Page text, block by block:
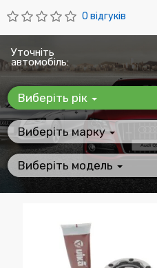
0 відгуків
Уточніть
автомобіль:
Виберіть рік
Виберіть марку
Виберіть модель